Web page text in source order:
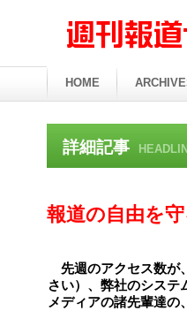
詳細記事
報道の自由を
先週のアクセス数が
さい）、弊社のシステ
メディアの諸先輩達の
HOME